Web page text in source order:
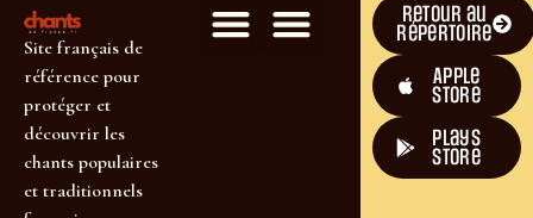
Site français de
référence pour
protéger et
découvrir les
chants populaires
et traditionnels
Retour au
répertoire
Apple
Store
plays
store